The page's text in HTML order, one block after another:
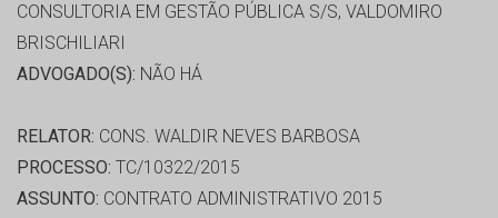
CONSULTORIA EM GESTÃO PÚBLICA S/S, VALDOMIRO
BRISCHILIARI
ADVOGADO(S): NÃO HÁ
RELATOR: CONS. WALDIR NEVES BARBOSA
PROCESSO: TC/10322/2015
ASSUNTO: CONTRATO ADMINISTRATIVO 2015